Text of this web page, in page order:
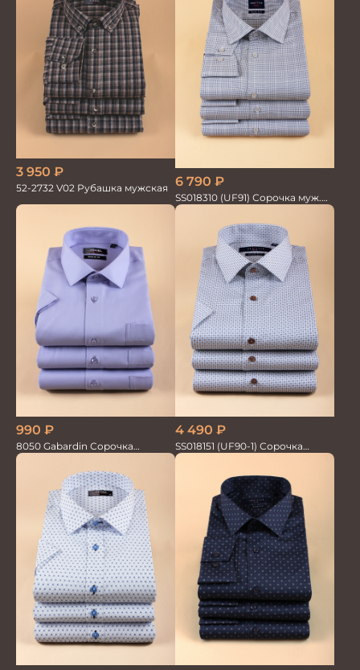
3 950 ₽
52-2732 V02 Рубашка мужская 6 790 ₽
SS018310 (UF91) Сорочка муж.
GROSTYLE TRENDY
990 ₽
8050 Gabardin Сорочка
мужская кор.рукав
4 490 ₽
SS018151 (UF90-1) Сорочка
мужская GROSTYLE PRIME